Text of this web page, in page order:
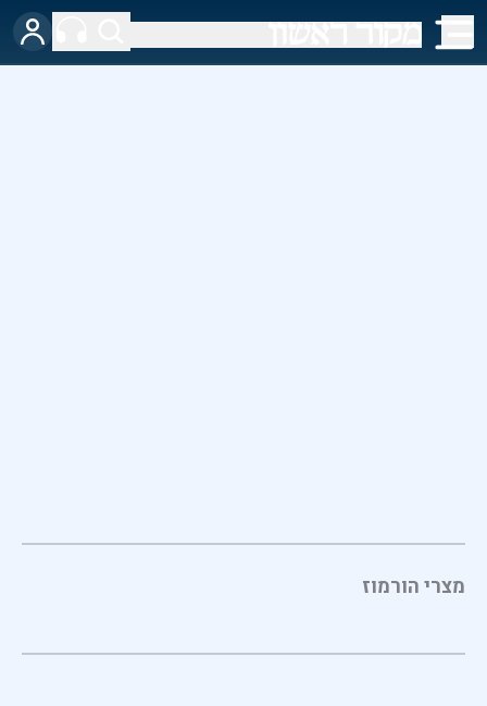
מצרי הורמוז